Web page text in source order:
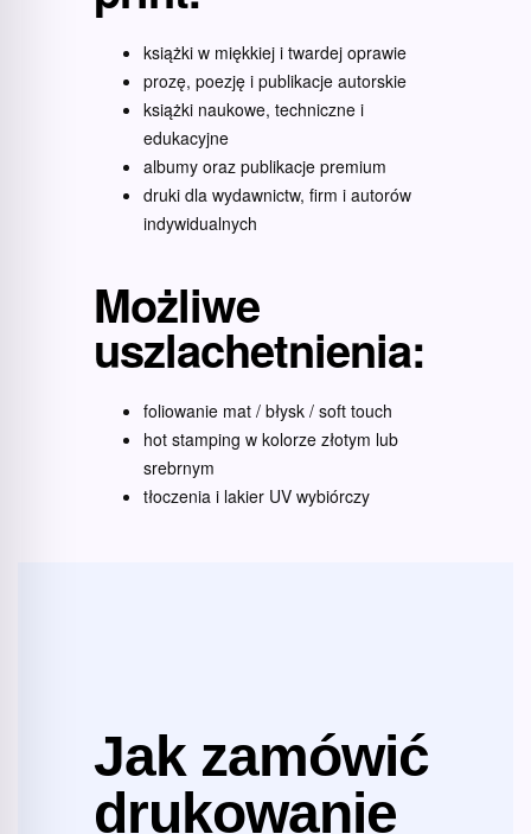
książki w miękkiej i twardej oprawie
prozę, poezję i publikacje autorskie
książki naukowe, techniczne i
edukacyjne
albumy oraz publikacje premium
druki dla wydawnictw, firm i autorów
indywidualnych
Możliwe
uszlachetnienia:
foliowanie mat / błysk / soft touch
hot stamping w kolorze złotym lub
srebrnym
tłoczenia i lakier UV wybiórczy
Jak zamówić
drukowanie